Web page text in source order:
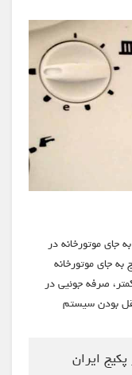
جای موتورخانه در
جای موتورخانه
صرفه جوئیی در
بودن سیستم
ایران